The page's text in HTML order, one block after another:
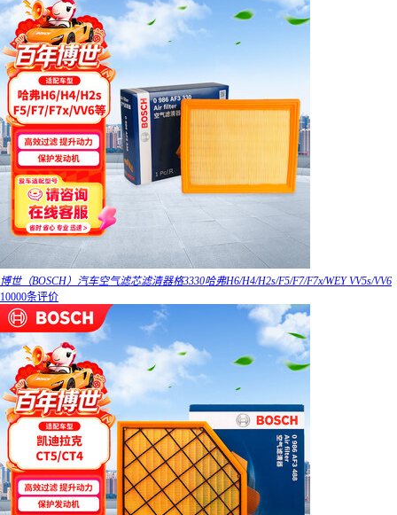
博世（BOSCH）汽车空气滤芯滤清器格3330哈弗H6/H4/H2s/F5/F7/F7x/WEY VV5s/VV6
10000条评价